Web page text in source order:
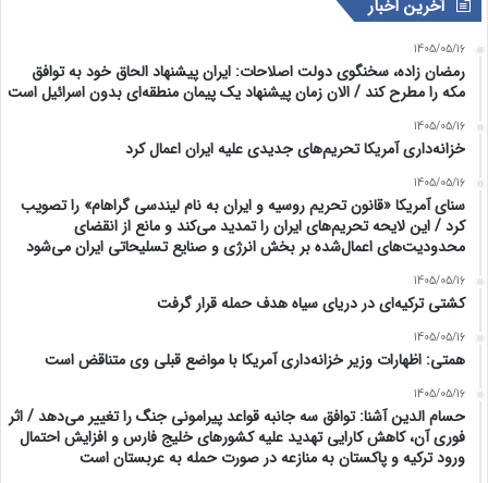
آخرین اخبار
1405/05/16
رمضان زاده، سخنگوی دولت اصلاحات: ایران پیشنهاد الحاق خود به توافق
مکه را مطرح کند / الان زمان پیشنهاد یک پیمان منطقه‌ای بدون اسرائیل است
1405/05/16
خزانه‌داری آمریکا تحریم‌های جدیدی علیه ایران اعمال کرد
1405/05/16
سنای آمریکا «قانون تحریم روسیه و ایران به نام لیندسی گراهام» را تصویب
کرد / این لایحه تحریم‌های ایران را تمدید می‌کند و مانع از انقضای
محدودیت‌های اعمال‌شده بر بخش انرژی و صنایع تسلیحاتی ایران می‌شود
1405/05/16
کشتی ترکیه‌ای در دریای سیاه هدف حمله قرار گرفت
1405/05/16
همتی: اظهارات وزیر خزانه‌داری آمریکا با مواضع قبلی وی متناقض است
1405/05/16
حسام الدین آشنا: توافق سه جانبه قواعد پیرامونی جنگ را تغییر می‌دهد / اثر
فوری آن، کاهش کارایی تهدید علیه کشور‌های خلیج فارس و افزایش احتمال
ورود ترکیه و پاکستان به منازعه در صورت حمله به عربستان است